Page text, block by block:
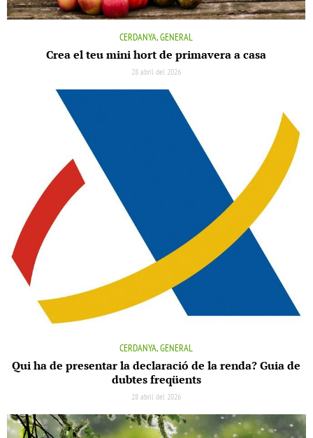
CERDANYA, GENERAL
Crea el teu mini hort de primavera a casa
28 abril del 2026
CERDANYA, GENERAL
Qui ha de presentar la declaració de la renda? Guia de
dubtes freqüents
28 abril del 2026